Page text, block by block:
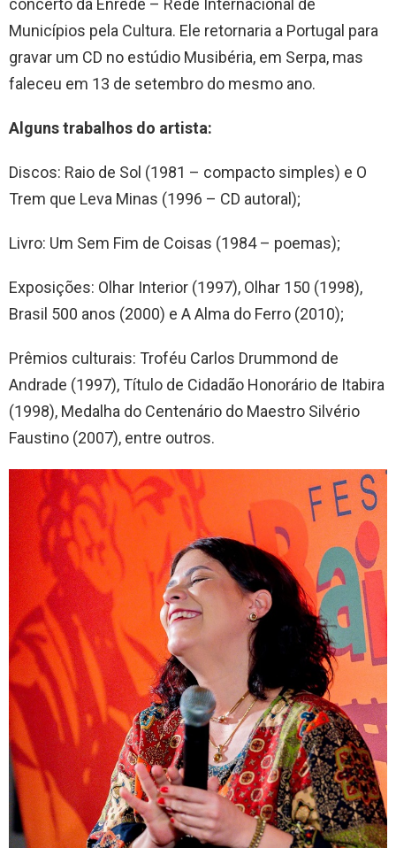
concerto da Enrede – Rede Internacional de
Municípios pela Cultura. Ele retornaria a Portugal para
gravar um CD no estúdio Musibéria, em Serpa, mas
faleceu em 13 de setembro do mesmo ano.
Alguns trabalhos do artista:
Discos: Raio de Sol (1981 – compacto simples) e O
Trem que Leva Minas (1996 – CD autoral);
Livro: Um Sem Fim de Coisas (1984 – poemas);
Exposições: Olhar Interior (1997), Olhar 150 (1998),
Brasil 500 anos (2000) e A Alma do Ferro (2010);
Prêmios culturais: Troféu Carlos Drummond de
Andrade (1997), Título de Cidadão Honorário de Itabira
(1998), Medalha do Centenário do Maestro Silvério
Faustino (2007), entre outros.